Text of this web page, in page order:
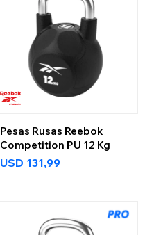
Pesas Rusas Reebok
Competition PU 12 Kg
USD 131,99